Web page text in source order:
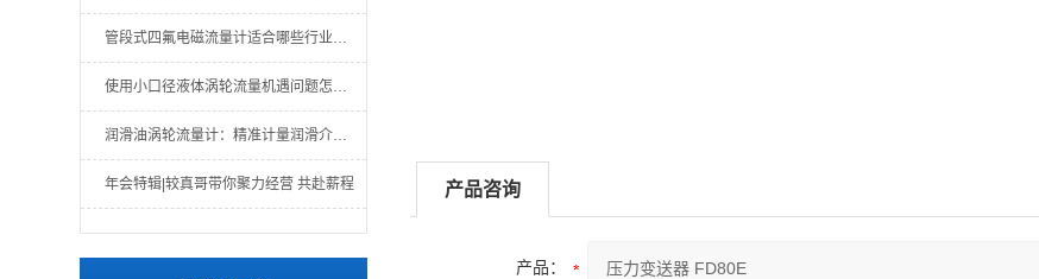
管段式四氟电磁流量计适合哪些行业场景？
使用小口径液体涡轮流量机遇问题怎么办？一文教你解决
润滑油涡轮流量计：精准计量润滑介质的关键仪表
年会特辑|较真哥带你聚力经营 共赴薪程 产品咨询
产品：